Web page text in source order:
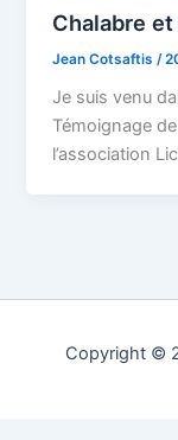
Chalabre
Jean Cotsaftis /
Je suis venu
Témoignage
l’association
Copyright ©